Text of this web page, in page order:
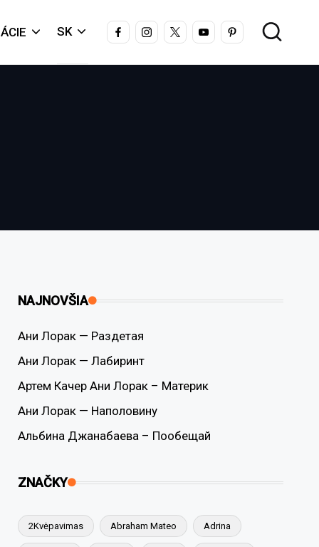
SK FACEBOOKINSTAGRAM
X YOUTUBEPINTEREST
NAJNOVŠIA
Ани Лорак — Раздетая
Ани Лорак — Лабиринт
Артем Качер Ани Лорак – Материк
Ани Лорак — Наполовину
Альбина Джанабаева – Пообещай
ZNAČKY
2Kvėpavimas Abraham Mateo Adrina